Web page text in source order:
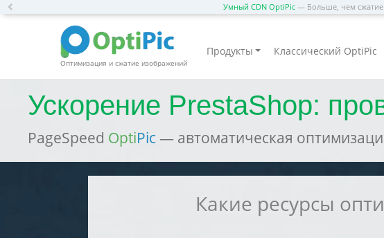
Умный CDN OptiPic— Больше, чем сжатие.
Оптимизация и сжатие изображений
Продукты Классический OptiPic
Ускорение PrestaShop:
PageSpeed OptiPic — автоматическая
Какие ресурсы